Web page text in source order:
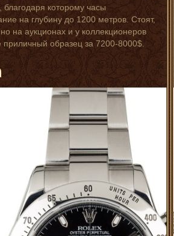
которому часы
на глубину до 1200 метров. Стоят,
на аукционах и у коллекционеров
образец за 7200-8000$.